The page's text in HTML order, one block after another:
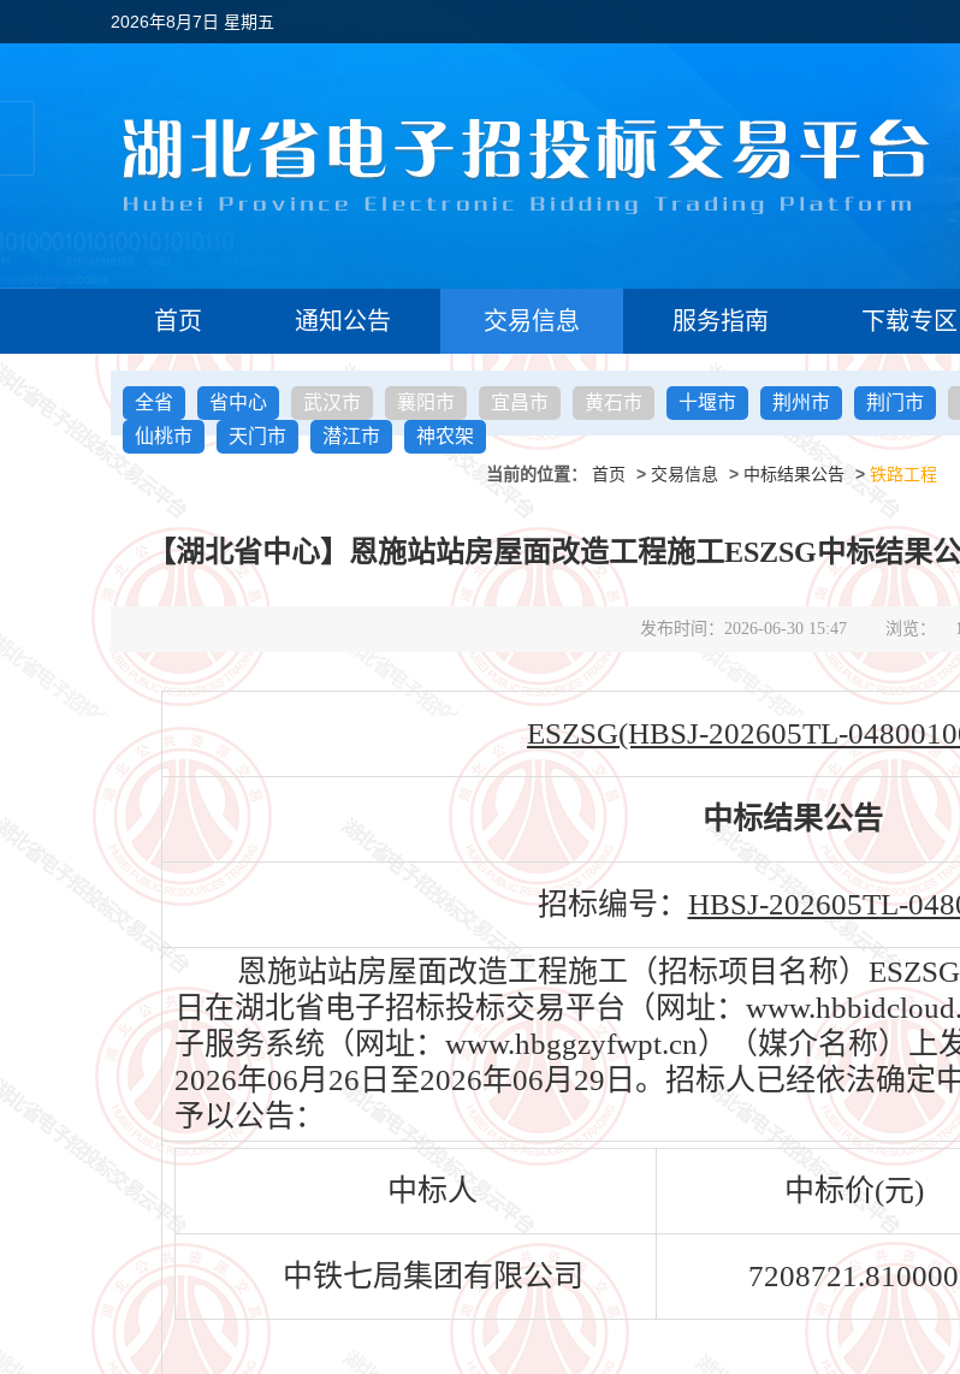
2026年8月7日 星期五
首页 通知公告 交易信息 服务指南 下载专区
全省
省中心 武汉市 襄阳市 宜昌市 黄石市 十堰市 荆州市 荆门市
仙桃市
天门市 潜江市 神农架
当前的位置： 首页 > 交易信息 > 中标结果公告 > 铁路工程
【湖北省中心】恩施站站房屋面改造工程施工ESZSG中标结果
发布时间：2026-06-30 15:47 浏览：
ESZSG(HBSJ-202605TL-
中标结果公告
招标编号： HBSJ-202605TL-
恩施站站房屋面改造工程施工（招标项目名称）
日在湖北省电子招标投标交易平台（网址：
子服务系统（网址：www.hbggzyfwpt.cn）（媒介名称）上
2026年06月26日至2026年06月29日。招标人已经依法确定
予以公告：
中标人 中标价(元)
中铁七局集团有限公司 7208721.810000